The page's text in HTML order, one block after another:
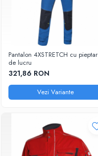
Pantalon 4XSTRETCH cu pieptar
de lucru
321,86 RON
Vezi Variante